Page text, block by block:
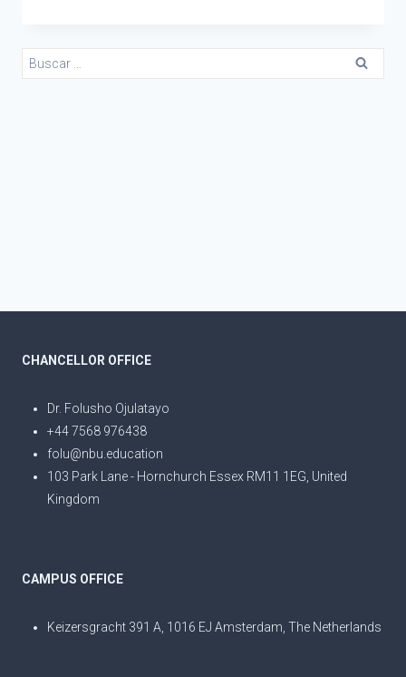
CHANCELLOR OFFICE
Dr. Folusho Ojulatayo
+44 7568 976438
folu@nbu.education
103 Park Lane - Hornchurch Essex RM11 1EG, United
Kingdom
CAMPUS OFFICE
Keizersgracht 391 A, 1016 EJ Amsterdam, The Netherlands